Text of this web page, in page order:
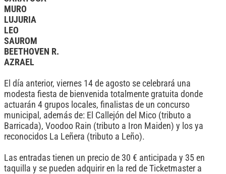
MURO
LUJURIA
LEO
SAUROM
BEETHOVEN R.
AZRAEL
El día anterior, viernes 14 de agosto se celebrará una
modesta fiesta de bienvenida totalmente gratuita donde
actuarán 4 grupos locales, finalistas de un concurso
municipal, además de: El Callejón del Mico (tributo a
Barricada), Voodoo Rain (tributo a Iron Maiden) y los ya
reconocidos La Leñera (tributo a Leño).
Las entradas tienen un precio de 30 € anticipada y 35 en
taquilla y se pueden adquirir en la red de Ticketmaster a